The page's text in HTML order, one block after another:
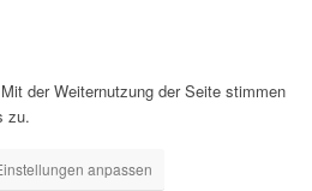
der Weiternutzung der Seite stimmen
zu.
anpassen